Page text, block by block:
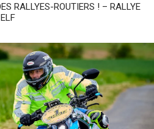
RALLYES-ROUTIERS ! – RALLYE